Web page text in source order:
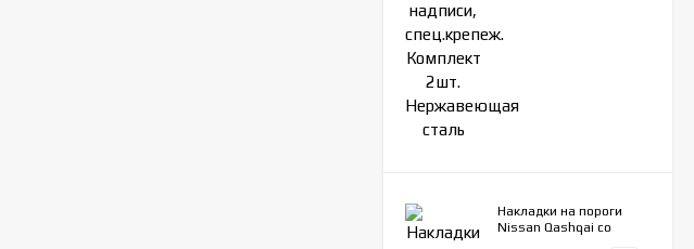
Накладки на пороги
Nissan Qashqai со